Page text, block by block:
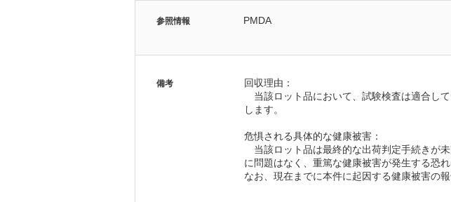
参照情報 PMDA
備考
回収理由：
当該ロット品において、試験検査は適合し
します。
危惧される具体的な健康被害：
当該ロット品は最終的な出荷判定手続きが
に問題はなく、重篤な健康被害が発生する恐れ
なお、現在までに本件に起因する健康被害の